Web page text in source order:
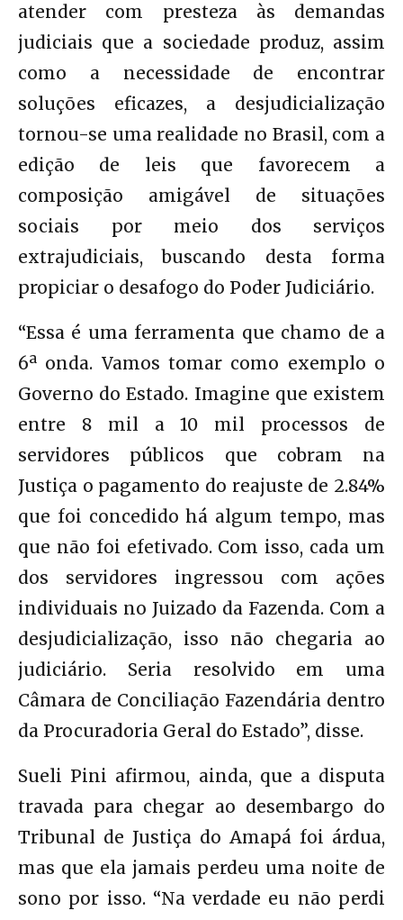
atender com presteza às demandas
judiciais que a sociedade produz, assim
como a necessidade de encontrar
soluções eficazes, a desjudicialização
tornou-se uma realidade no Brasil, com a
edição de leis que favorecem a
composição amigável de situações
sociais por meio dos serviços
extrajudiciais, buscando desta forma
propiciar o desafogo do Poder Judiciário.
“Essa é uma ferramenta que chamo de a
6ª onda. Vamos tomar como exemplo o
Governo do Estado. Imagine que existem
entre 8 mil a 10 mil processos de
servidores públicos que cobram na
Justiça o pagamento do reajuste de 2.84%
que foi concedido há algum tempo, mas
que não foi efetivado. Com isso, cada um
dos servidores ingressou com ações
individuais no Juizado da Fazenda. Com a
desjudicialização, isso não chegaria ao
judiciário. Seria resolvido em uma
Câmara de Conciliação Fazendária dentro
da Procuradoria Geral do Estado”, disse.
Sueli Pini afirmou, ainda, que a disputa
travada para chegar ao desembargo do
Tribunal de Justiça do Amapá foi árdua,
mas que ela jamais perdeu uma noite de
sono por isso. “Na verdade eu não perdi